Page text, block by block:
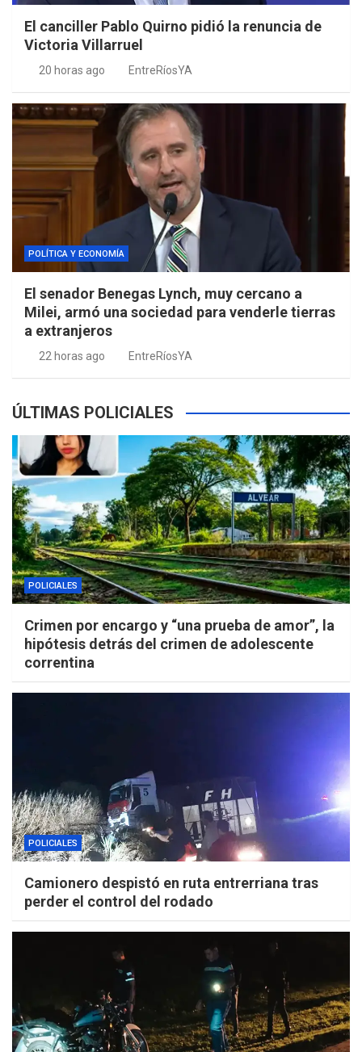
El canciller Pablo Quirno pidió la renuncia de
Victoria Villarruel
20 horas ago EntreRíosYA
POLÍTICA Y ECONOMÍA
El senador Benegas Lynch, muy cercano a
Milei, armó una sociedad para venderle tierras
a extranjeros
22 horas ago EntreRíosYA
ÚLTIMAS POLICIALES
POLICIALES
Crimen por encargo y “una prueba de amor”, la
hipótesis detrás del crimen de adolescente
correntina
POLICIALES
Camionero despistó en ruta entrerriana tras
perder el control del rodado